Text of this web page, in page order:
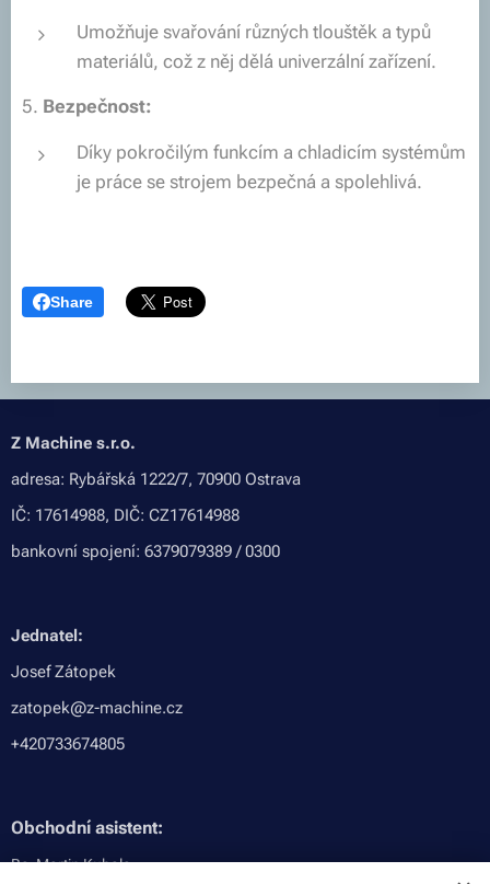
Umožňuje svařování různých tlouštěk a typů
materiálů, což z něj dělá univerzální zařízení.
5. Bezpečnost:
Díky pokročilým funkcím a chladicím systémům
je práce se strojem bezpečná a spolehlivá.
Share
Z Machine s.r.o.
adresa: Rybářská 1222/7, 70900 Ostrava
IČ: 17614988, DIČ: CZ17614988
bankovní spojení: 6379079389 / 0300
Jednatel:
Josef Zátopek
zatopek@z-machine.cz
+420733674805
Obchodní asistent:
Bc. Martin Kubala